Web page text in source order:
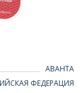
АВАНТА
ФЕДЕРАЦИЯ